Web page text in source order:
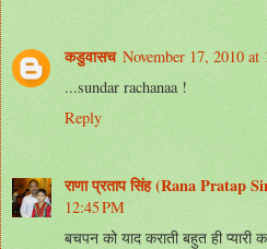
कडुवासच November 17, 2010 at
...sundar rachanaa !
Reply
राणा प्रताप सिंह (Rana Pratap
12:45 PM
बचपन को याद कराती बहुत ही प्यारी